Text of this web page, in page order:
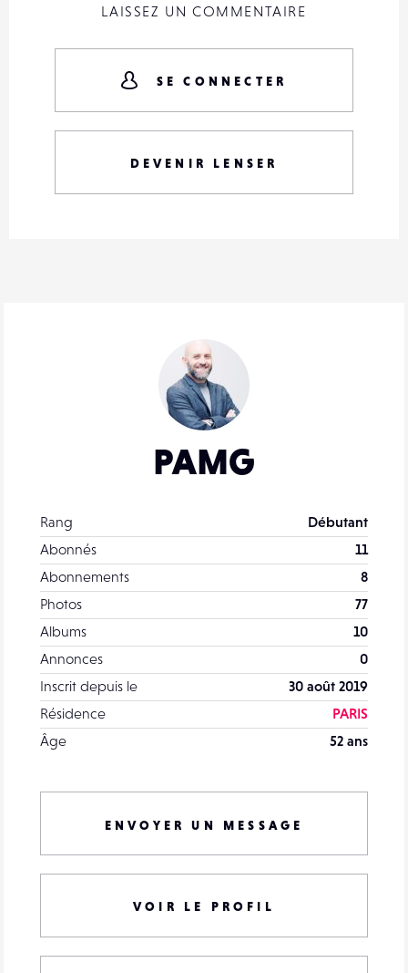
PAMG
Rang
Débutant
Abonnés
11
Abonnements
8
Photos
77
Albums
10
Annonces
0
Inscrit depuis le
30 août 2019
Résidence
PARIS
Âge
52 ans
ENVOYER UN MESSAGE
VOIR LE PROFIL
LAISSEZ UN COMMENTAIRE
SE CONNECTER
DEVENIR LENSER